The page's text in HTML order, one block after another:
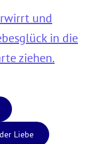
und
in die
ziehen.
Liebe